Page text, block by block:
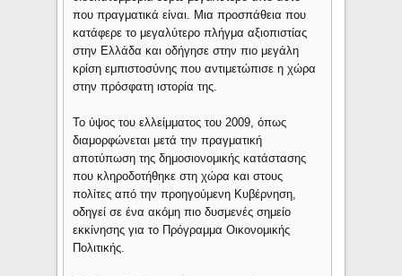
που πραγματικά είναι. Μια προσπάθεια που
κατάφερε το μεγαλύτερο πλήγμα αξιοπιστίας
στην Ελλάδα και οδήγησε στην πιο μεγάλη
κρίση εμπιστοσύνης που αντιμετώπισε η χώρα
στην πρόσφατη ιστορία της.
Το ύψος του ελλείμματος του 2009, όπως
διαμορφώνεται μετά την πραγματική
αποτύπωση της δημοσιονομικής κατάστασης
που κληροδοτήθηκε στη χώρα και στους
πολίτες από την προηγούμενη Κυβέρνηση,
οδηγεί σε ένα ακόμη πιο δυσμενές σημείο
εκκίνησης για το Πρόγραμμα Οικονομικής
Πολιτικής.